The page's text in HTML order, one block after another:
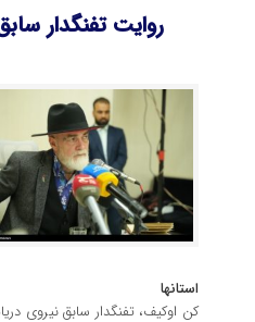
روایت تفنگدار
استانها
کن اوکیف، تفنگدار سابق نیروی